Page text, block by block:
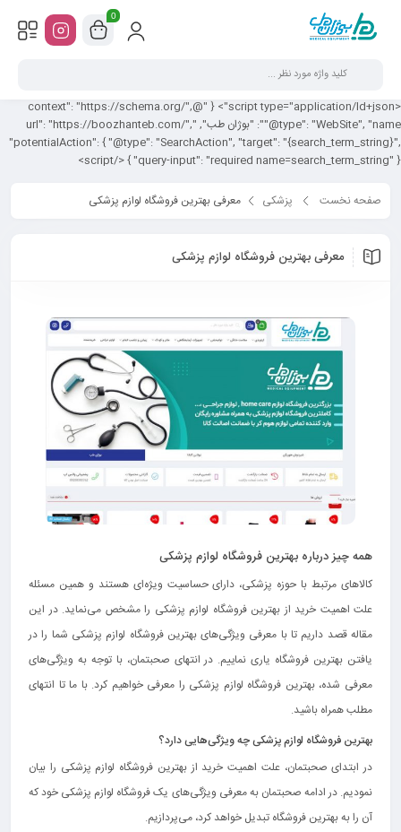
<script type="application/ld+json"> { "@context": "https://schema.org/",
"@type": "WebSite", "name": "بوژان طب", "url": "https://boozhanteb.com/",
"potentialAction": { "@type": "SearchAction", "target": "{search_term_string}",
"query-input": "required name=search_term_string" } } </script>
0
صفحه نخست پزشکی معرفی بهترین فروشگاه لوازم پزشکی
معرفی بهترین فروشگاه لوازم پزشکی
همه چیز درباره بهترین فروشگاه لوازم پزشکی
کالاهای مرتبط با حوزه پزشکی، دارای حساسیت ویژه‌ای هستند و همین مسئله
علت اهمیت خرید از بهترین فروشگاه لوازم پزشکی را مشخص می‌نماید. در این
مقاله قصد داریم تا با معرفی ویژگی‌های بهترین فروشگاه لوازم پزشکی شما را در
یافتن بهترین فروشگاه یاری نماییم. در انتهای صحبتمان، با توجه به ویژگی‌های
معرفی شده، بهترین فروشگاه لوازم پزشکی را معرفی خواهیم کرد. با ما تا انتهای
مطلب همراه باشید.
بهترین فروشگاه لوازم پزشکی چه ویژگی‌هایی دارد؟
در ابتدای صحبتمان، علت اهمیت خرید از بهترین فروشگاه لوازم پزشکی را بیان
نمودیم. در ادامه صحبتمان به معرفی ویژگی‌های یک فروشگاه لوازم پزشکی خود که
آن را به بهترین فروشگاه تبدیل خواهد کرد، می‌پردازیم.